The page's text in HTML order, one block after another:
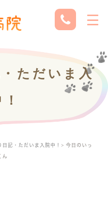
ただいま入
日記・ただいま入院中！ 今日のいっ
ん